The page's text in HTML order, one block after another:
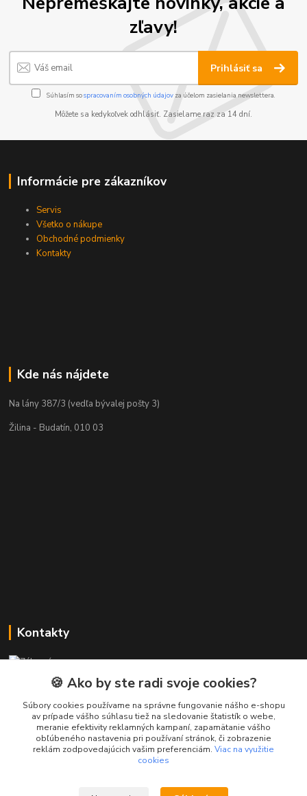
zľavy!
Prihlásiť sa
Súhlasím sospracovaním osobných údajov za účelom zasielania newslettera.
Môžete sa kedykoľvek odhlásiť. Zasielame raz za 14 dní.
Informácie pre zákazníkov
Servis
Všetko o nákupe
Obchodné podmienky
Kontakty
Kde nás nájdete
Na lány 387/3 (vedľa bývalej pošty 3)
Žilina - Budatín, 010 03
Kontakty
+421 911 010 560
Po-Pia, 13-17 hod.
info@presmartfon.sk
🍪 Ako by ste radi svoje cookies?
Súbory cookies používame na správne fungovanie nášho e-shopu
av prípade vášho súhlasu tiež na sledovanie štatistík o webe,
meranie efektivity reklamných kampaní, zapamätanie vášho
obľúbeného nastavenia pri používaní stránok, či zobrazenie
reklám zodpovedajúcich vašim preferenciám. Viac na využitie
cookies